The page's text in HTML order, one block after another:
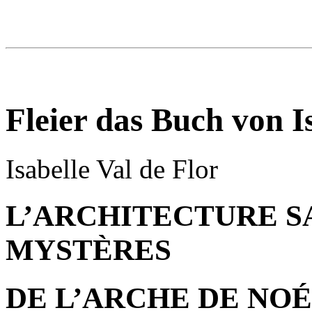
Fleier das Buch von
Isabelle Val de Flor
L’ARCHITECTURE
MYSTÈRES
DE L’ARCHE DE